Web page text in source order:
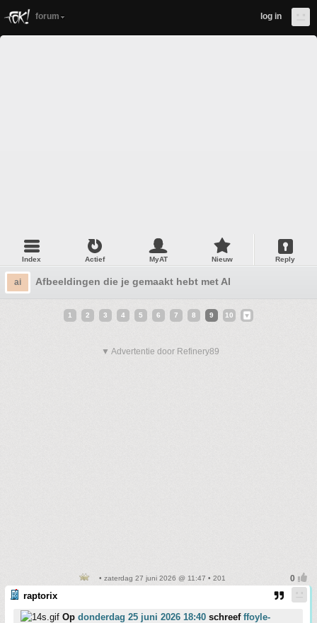
forum log in
Index Actief MyAT Nieuw Reply
ai Afbeeldingen die je gemaakt hebt met AI
1 2 3 4 5 6 7 8 9 10
▼ Advertentie door Refinery89
• zaterdag 27 juni 2026 @ 11:47 • 201
raptorix
Op donderdag 25 juni 2026 18:40 schreef ffoyle-